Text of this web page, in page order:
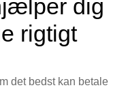
dig
rigtigt
det bedst kan betale